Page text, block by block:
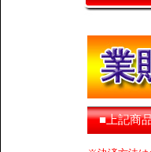
■上記商